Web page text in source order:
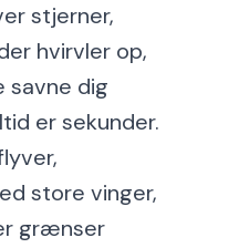
stjerner,
hvirvler op,
savne dig
er sekunder.
store vinger,
grænser